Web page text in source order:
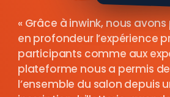
Grâce à inwink, nous
en profondeur l’expérience
participants comme aux
plateforme nous a permis
l’ensemble du salon depuis